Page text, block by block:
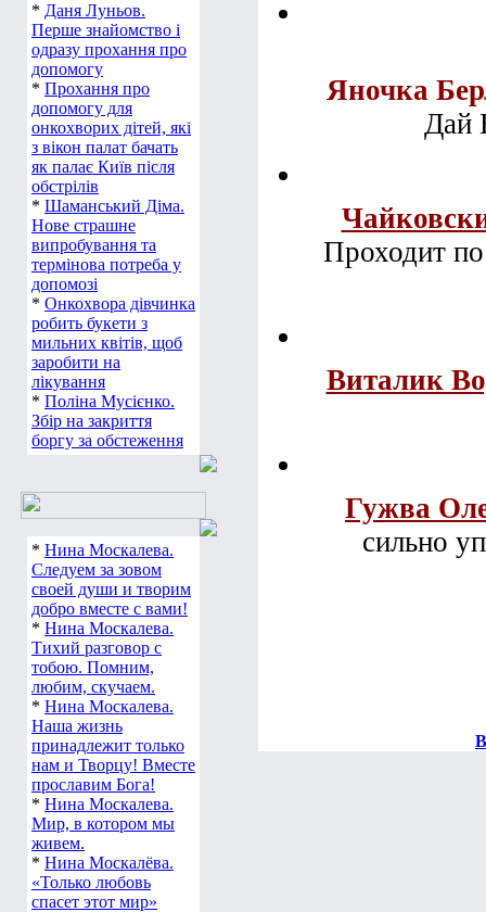
* Даня Луньов.
Перше знайомство і
одразу прохання про
допомогу
* Прохання про
допомогу для
онкохворих дітей, які
з вікон палат бачать
як палає Київ після
обстрілів
* Шаманський Діма.
Нове страшне
випробування та
термінова потреба у
допомозі
* Онкохвора дівчинка
робить букети з
мильних квітів, щоб
заробити на
лікування
* Поліна Мусієнко.
Збір на закриття
боргу за обстеження
* Нина Москалева.
Следуем за зовом
своей души и творим
добро вместе с вами!
* Нина Москалева.
Тихий разговор с
тобою. Помним,
любим, скучаем.
* Нина Москалева.
Наша жизнь
принадлежит только
нам и Творцу! Вместе
прославим Бога!
* Нина Москалева.
Мир, в котором мы
живем.
* Нина Москалёва.
«Только любовь
спасет этот мир»
Яночка
Дай
Проходит
Виталик
Гужва
сильно